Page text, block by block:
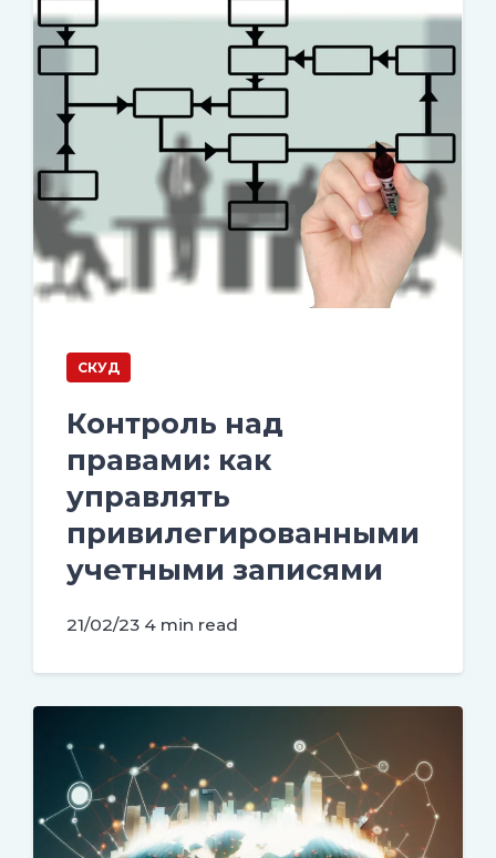
СКУД
Контроль над
правами: как
управлять
привилегированными
учетными записями
21/02/23 4 min read